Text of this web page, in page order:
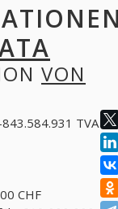
VON
843.584.931 TVA
CHF